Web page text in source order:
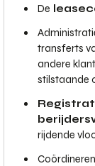
De
transferts
andere
stilstaande
rijdende